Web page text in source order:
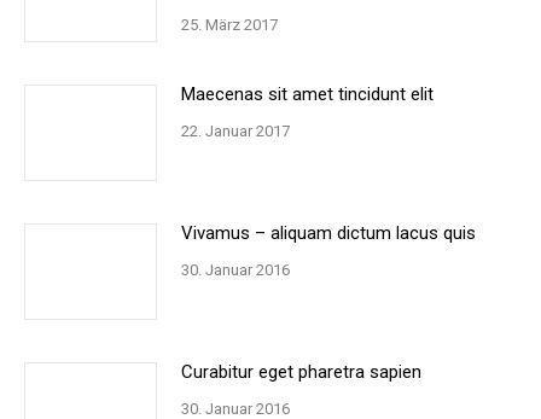
25. März 2017
Maecenas sit amet tincidunt elit
22. Januar 2017
Vivamus – aliquam dictum lacus quis
30. Januar 2016
Curabitur eget pharetra sapien
30. Januar 2016